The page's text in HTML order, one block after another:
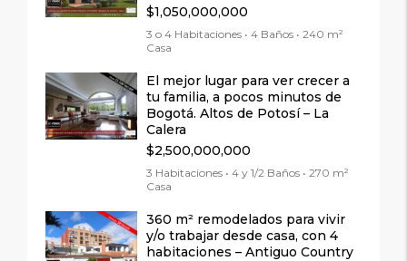
$1,050,000,000
3 o 4 Habitaciones • 4 Baños • 240 m²
Casa
El mejor lugar para ver crecer a
tu familia, a pocos minutos de
Bogotá. Altos de Potosí – La
Calera
$2,500,000,000
3 Habitaciones • 4 y 1/2 Baños • 270 m²
Casa
360 m² remodelados para vivir
y/o trabajar desde casa, con 4
habitaciones – Antiguo Country